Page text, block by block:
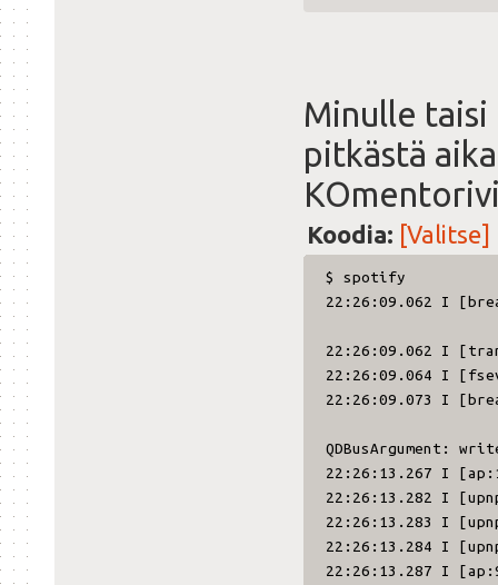
Minulle taisi
pitkästä
Koodia: [Valitse]
$ spotify
22:26:09.062 I
22:26:09.062 I
22:26:09.064 I
22:26:09.073 I
QDBusArgument:
22:26:13.267 I
22:26:13.282 I
22:26:13.283 I
22:26:13.284 I
22:26:13.287 I